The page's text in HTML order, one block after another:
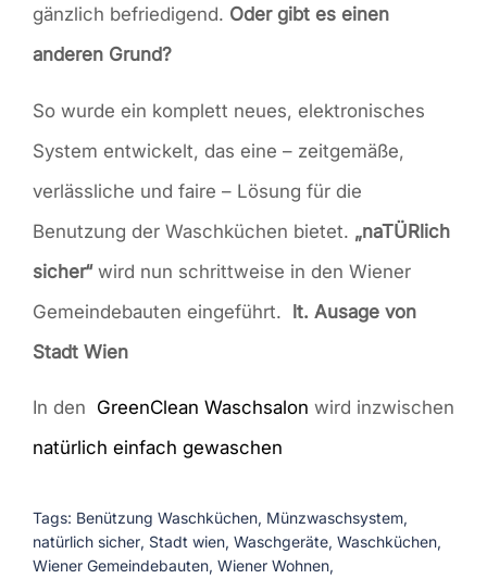
gänzlich befriedigend. Oder gibt es einen
anderen Grund?
So wurde ein komplett neues, elektronisches
System entwickelt, das eine – zeitgemäße,
verlässliche und faire – Lösung für die
Benutzung der Waschküchen bietet. „naTÜRlich
sicher“wird nun schrittweise in den Wiener
Gemeindebauten eingeführt. lt. Ausage von
Stadt Wien
In den GreenClean Waschsalon wird inzwischen
natürlich einfach gewaschen
Tags: Benützung Waschküchen, Münzwaschsystem,
natürlich sicher, Stadt wien, Waschgeräte, Waschküchen,
Wiener Gemeindebauten, Wiener Wohnen,